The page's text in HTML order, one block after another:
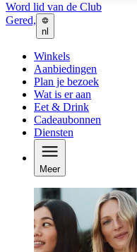
Word lid van de Club
Gered,
nl
Winkels
Aanbiedingen
Plan je bezoek
Wat is er aan
Eet & Drink
Cadeaubonnen
Diensten
Meer